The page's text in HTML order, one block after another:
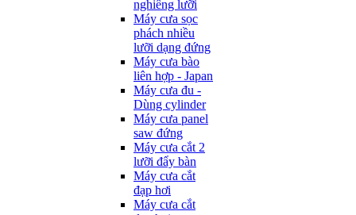
nghiêng lưỡi
Máy cưa sọc
phách nhiều
lưỡi dạng đứng
Máy cưa bào
liên hợp - Japan
Máy cưa đu -
Dùng cylinder
Máy cưa panel
saw đứng
Máy cưa cắt 2
lưỡi đẩy bàn
Máy cưa cắt
đạp hơi
Máy cưa cắt